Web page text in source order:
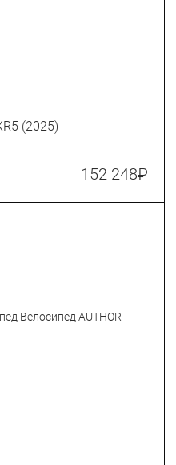
(2025)
152 248₽